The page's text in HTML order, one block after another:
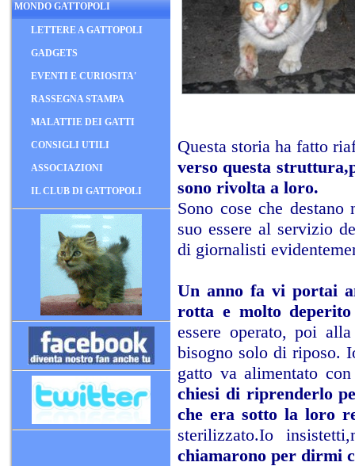
MONDO GATTOPOLI
LETTERE A GATTOPOLI
GADGETS
EVENTI E CURIOSITA'
RASSEGNA STAMPA
MALATTIE DEI GATTI
CONSIGLI UTILI
ASSOCIAZIONI
IL CLUB DI GATTOPOLI
Questa storia ha fatto
verso questa
sono rivolta a loro.
Sono cose che
suo essere al servizio
di giornalisti
Un anno fa vi portai
rotta e molto
essere operato, poi
bisogno solo di riposo.
gatto va alimentato
chiesi di riprenderlo
che era sotto la loro
sterilizzato.Io
chiamarono per dirmi